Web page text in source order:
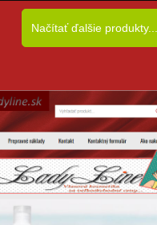
Načítať ďalšie produkty...